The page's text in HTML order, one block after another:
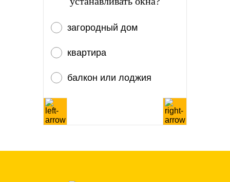
загородный дом
квартира
балкон или лоджия